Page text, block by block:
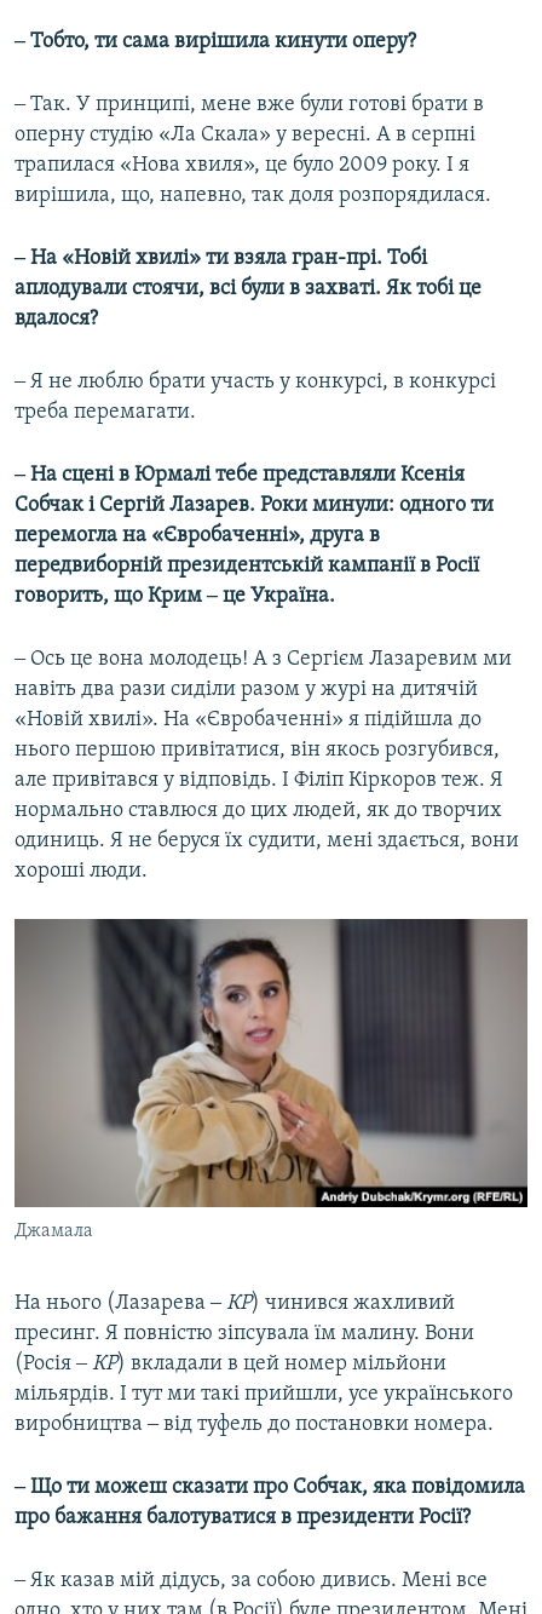
‒ Тобто, ти сама вирішила кинути оперу?
‒ Так. У принципі, мене вже були готові брати в
оперну студію «Ла Скала» у вересні. А в серпні
трапилася «Нова хвиля», це було 2009 року. І я
вирішила, що, напевно, так доля розпорядилася.
‒ На «Новій хвилі» ти взяла гран-прі. Тобі
аплодували стоячи, всі були в захваті. Як тобі це
вдалося?
‒ Я не люблю брати участь у конкурсі, в конкурсі
треба перемагати.
‒ На сцені в Юрмалі тебе представляли Ксенія
Собчак і Сергій Лазарев. Роки минули: одного ти
перемогла на «Євробаченні», друга в
передвиборній президентській кампанії в Росії
говорить, що Крим ‒ це Україна.
‒ Ось це вона молодець! А з Сергієм Лазаревим ми
навіть два рази сиділи разом у журі на дитячій
«Новій хвилі». На «Євробаченні» я підійшла до
нього першою привітатися, він якось розгубився,
але привітався у відповідь. І Філіп Кіркоров теж. Я
нормально ставлюся до цих людей, як до творчих
одиниць. Я не беруся їх судити, мені здається, вони
хороші люди.
Джамала
На нього (Лазарева ‒КР) чинився жахливий
пресинг. Я повністю зіпсувала їм малину. Вони
(Росія ‒КР) вкладали в цей номер мільйони
мільярдів. І тут ми такі прийшли, усе українського
виробництва ‒ від туфель до постановки номера.
‒ Що ти можеш сказати про Собчак, яка повідомила
про бажання балотуватися в президенти Росії?
‒ Як казав мій дідусь, за собою дивись. Мені все